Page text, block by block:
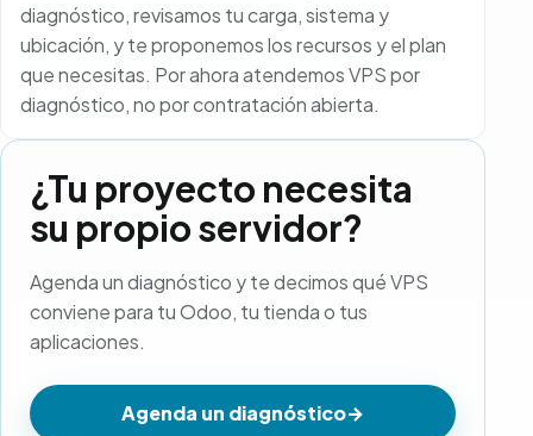
diagnóstico, revisamos tu carga, sistema y
ubicación, y te proponemos los recursos y el plan
que necesitas. Por ahora atendemos VPS por
diagnóstico, no por contratación abierta.
¿Tu proyecto necesita
su propio servidor?
Agenda un diagnóstico y te decimos qué VPS
conviene para tu Odoo, tu tienda o tus
aplicaciones.
Agenda un diagnóstico→